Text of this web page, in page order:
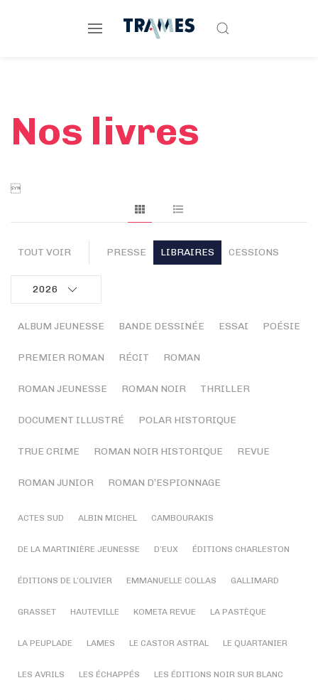
Nos livres

TOUT VOIR PRESSE LIBRAIRES CESSIONS
2026
ALBUM JEUNESSE BANDE DESSINÉE ESSAI POÉSIE
PREMIER ROMAN RÉCIT ROMAN
ROMAN JEUNESSE ROMAN NOIR THRILLER
DOCUMENT ILLUSTRÉ POLAR HISTORIQUE
TRUE CRIME ROMAN NOIR HISTORIQUE REVUE
ROMAN JUNIOR ROMAN D’ESPIONNAGE
ACTES SUD ALBIN MICHEL CAMBOURAKIS
DE LA MARTINIÈRE JEUNESSE D’EUX ÉDITIONS CHARLESTON
ÉDITIONS DE L’OLIVIER EMMANUELLE COLLAS GALLIMARD
GRASSET HAUTEVILLE KOMETA REVUE LA PASTÈQUE
LA PEUPLADE LAMES LE CASTOR ASTRAL LE QUARTANIER
LES AVRILS LES ÉCHAPPÉS LES ÉDITIONS NOIR SUR BLANC